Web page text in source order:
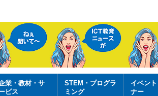
業・教材・サ
ビス
STEM・プログラ
ミング
イベント
ナー